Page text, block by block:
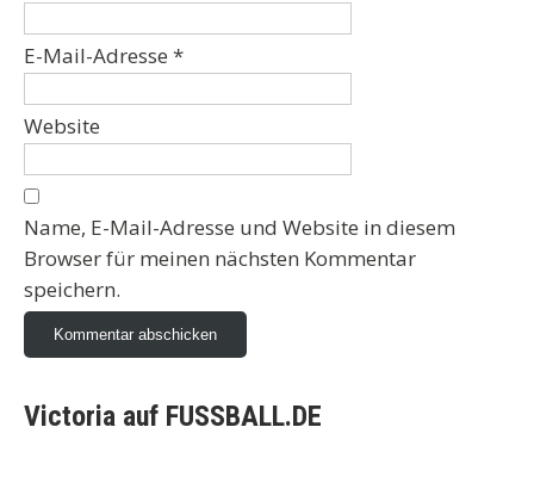
E-Mail-Adresse *
Website
Name, E-Mail-Adresse und Website in diesem
Browser für meinen nächsten Kommentar
speichern.
Victoria auf FUSSBALL.DE